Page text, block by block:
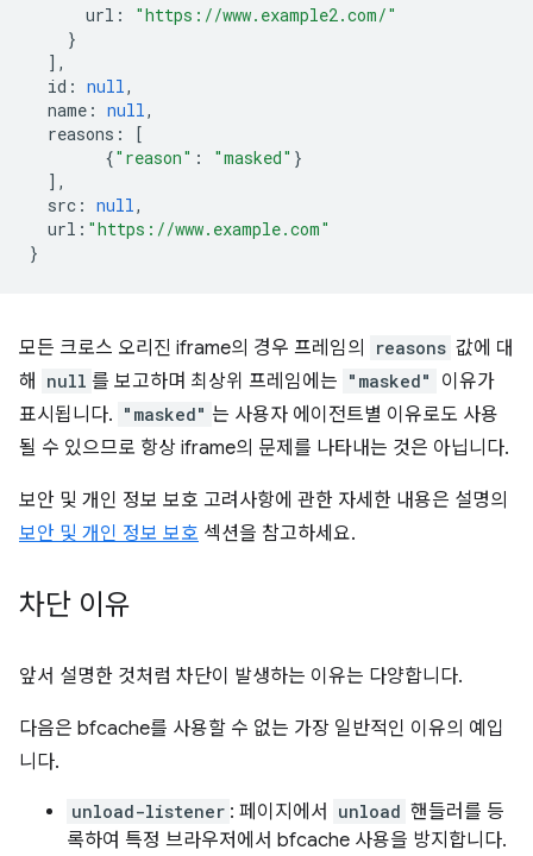
url :
"https://www.example2.com/"
}
],
id : null,
name : null,
reasons :
[
{"reason" : "masked" }
],
src : null,
url : "https://www.example.com"
}
모든 크로스 오리진 iframe의 경우 프레임의 reasons 값에 대
해
null 를 보고하며 최상위 프레임에는 "masked"
이유가
표시됩니다. "masked" 는 사용자 에이전트별 이유로도 사용
될 수 있으므로 항상 iframe의 문제를 나타내는 것은 아닙니다.
보안 및 개인 정보 보호 고려사항에 관한 자세한 내용은 설명의
보안 및 개인 정보 보호 섹션을 참고하세요.
차단 이유
앞서 설명한 것처럼 차단이 발생하는 이유는 다양합니다.
다음은 bfcache를 사용할 수 없는 가장 일반적인 이유의 예입
니다.
unload-listener : 페이지에서 unload 핸들러를 등
록하여 특정 브라우저에서 bfcache 사용을 방지합니다.